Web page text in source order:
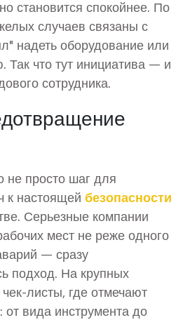
становится спокойнее. По
случаев связаны с
надеть оборудование или
Так что тут инициатива — и
сотрудника.
не просто шаг для
к настоящей безопасности
Серьезные компании
мест не реже одного
— сразу
подход. На крупных
листы, где отмечают
вида инструмента до